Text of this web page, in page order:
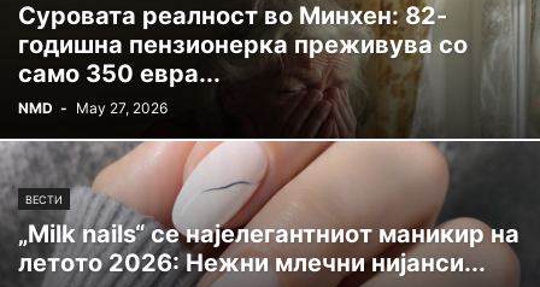
Суровата реалност во Минхен: 82-
годишна пензионерка преживува со
само 350 евра...
NMD - May 27, 2026
ВЕСТИ
„Milk nails“ се најелегантниот маникир на
летото 2026: Нежни млечни нијанси...